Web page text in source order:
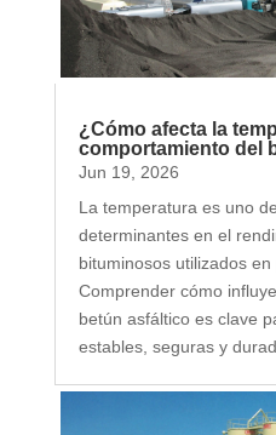
¿Cómo afecta la
comportamiento del
Jun 19, 2026
La temperatura es uno
determinantes en el
bituminosos utilizados
Comprender cómo
betún asfáltico es clave
estables, seguras y